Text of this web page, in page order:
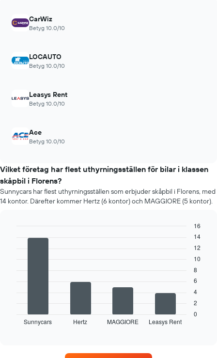
CarWiz
Betyg 10.0/10
LOCAUTO
Betyg 10.0/10
Leasys Rent
Betyg 10.0/10
Ace
Betyg 10.0/10
Vilket företag har flest uthyrningsställen för bilar i klassen
skåpbil i Florens?
Sunnycars har flest uthyrningsställen som erbjuder skåpbil i Florens, med
14 kontor. Därefter kommer Hertz (6 kontor) och MAGGIORE (5 kontor).
biluthyrningsföretag
Sunnycars Hertz MAGGIORE Leasys Rent
0
2
4
6
8
10
12
14
16